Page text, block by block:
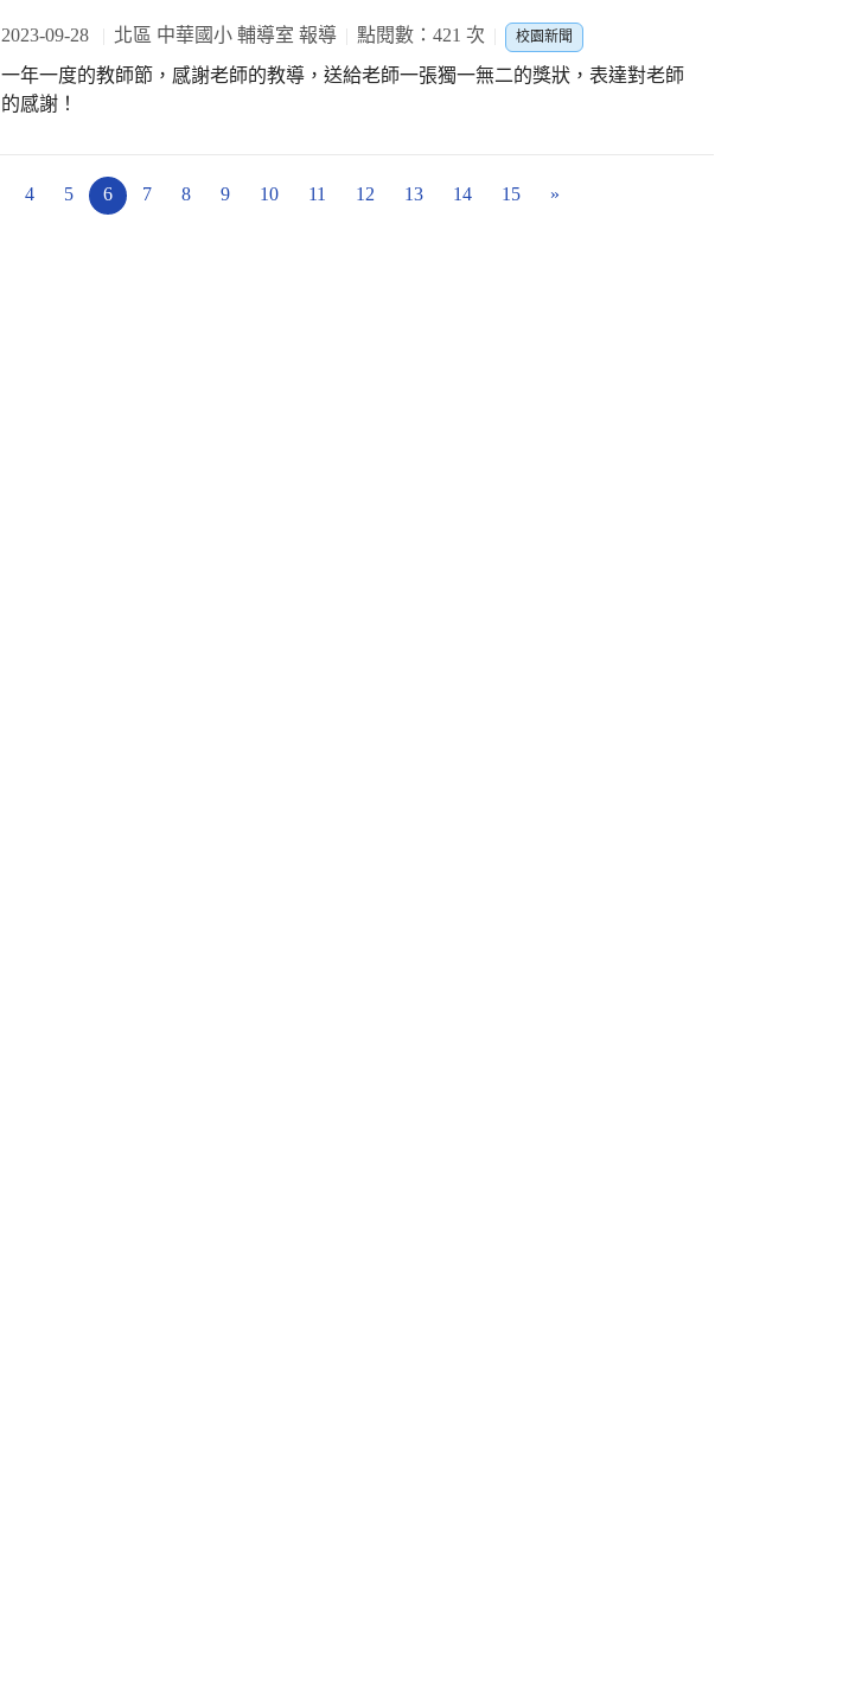
2023-09-28 北區 中華國小 輔導室 報導 點閱數：421 次 校園新聞
一年一度的教師節，感謝老師的教導，送給老師一張獨一無二的獎狀，表達對老師
的感謝！
4 5 6 7 8 9 10 11 12 13 14 15 »